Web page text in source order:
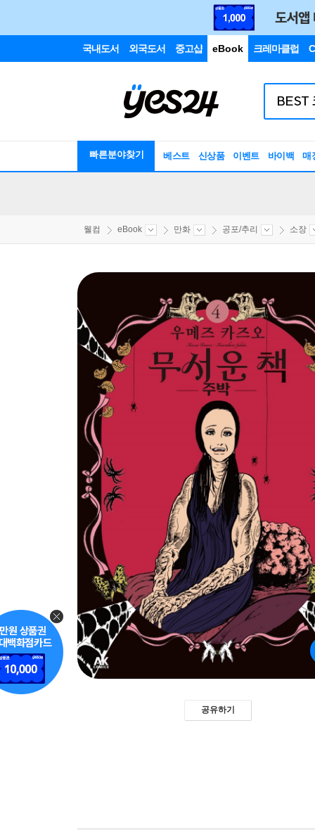
국내도서 외국도서 중고샵 eBook 크레마클럽
빠른분야찾기 베스트 신상품 이벤트 바이백 매
웰컴 eBook 만화 공포/추리 소장
공유하기